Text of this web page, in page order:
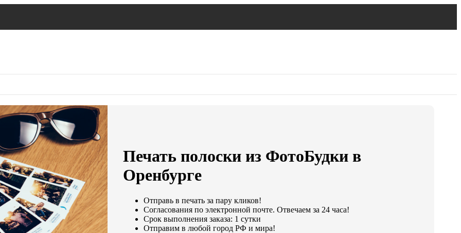
Печать полоски из ФотоБудки в
Оренбурге
Отправь в печать за пару кликов!
Согласования по электронной почте. Отвечаем за 24 часа!
Срок выполнения заказа: 1 сутки
Отправим в любой город РФ и мира!